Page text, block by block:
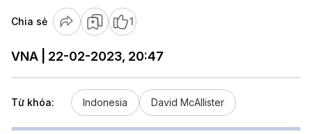
Chia sẻ 1
VNA | 22-02-2023, 20:47
Từ khóa: Indonesia David McAllister